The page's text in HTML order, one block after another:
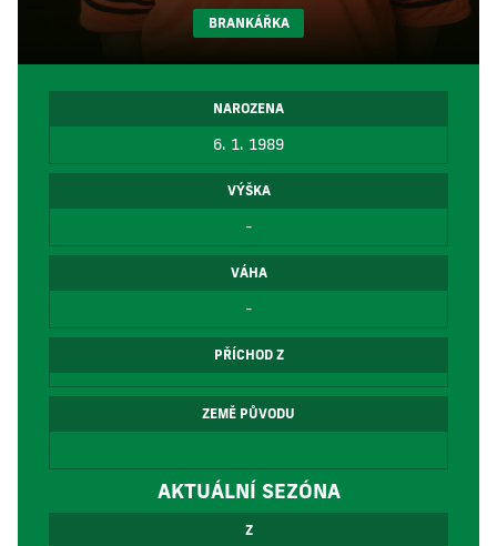
BRANKÁŘKA
NAROZENA
6. 1. 1989
VÝŠKA
-
VÁHA
-
PŘÍCHOD Z
ZEMĚ PŮVODU
AKTUÁLNÍ SEZÓNA
Z